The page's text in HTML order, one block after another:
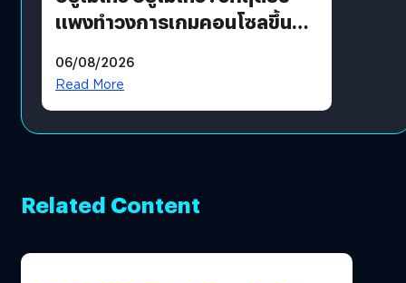
แพงทำวงการเกมคอนโซลขึ้น
?
06/08/2026
Read More
Related Content